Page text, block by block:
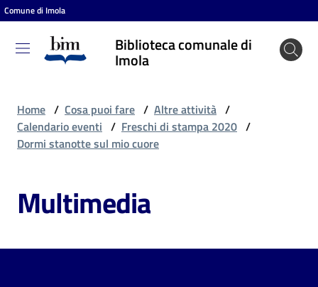
Vai al contenuto
Vai alla navigazione
Vai al footer
Comune di Imola
Biblioteca comunale di
Imola
Biblioteca
comunale
Cosa
fare
Home / Cosa puoi fare / Altre attività /
Calendario eventi / Freschi di stampa 2020 /
Dormi stanotte sul mio cuore
Multimedia